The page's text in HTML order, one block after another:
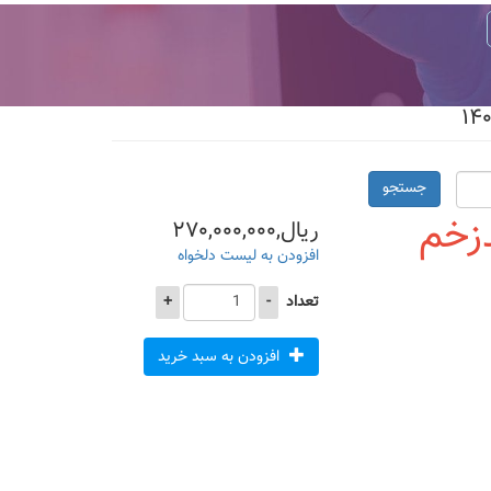
جستجو
ریال,۲۷۰,۰۰۰,۰۰۰
افزودن به لیست دلخواه
تعداد
-
+
افزودن به سبد خرید